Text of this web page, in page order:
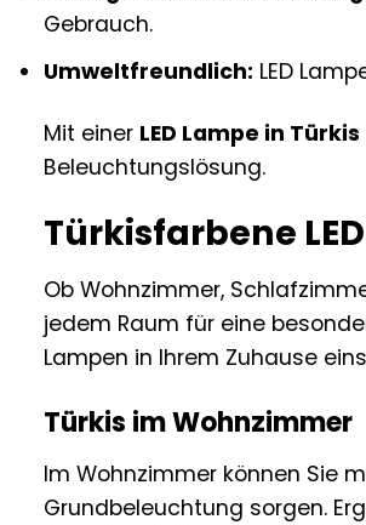
Gebrauch.
Umweltfreundlich: LED
Mit einer LED Lampe in Türkis
Beleuchtungslösung.
Türkisfarbene
Ob Wohnzimmer,
jedem Raum für eine
Lampen in Ihrem Zuhause
Türkis im Wohnzimmer
Im Wohnzimmer können Sie
Grundbeleuchtung sorgen.